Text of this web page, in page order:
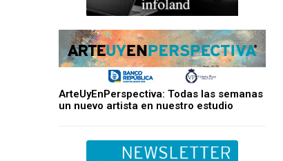
ArteUyEnPerspectiva: Todas las semanas
un nuevo artista en nuestro estudio